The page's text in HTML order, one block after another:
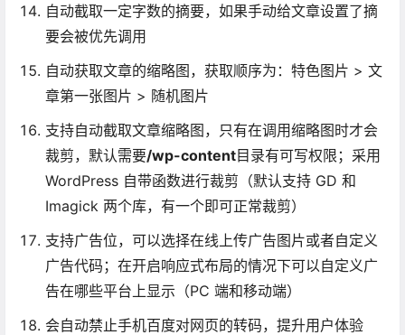
自动截取一定字数的摘要，如果手动给文章设置了摘
要会被优先调用
自动获取文章的缩略图，获取顺序为：特色图片 > 文
章第一张图片 > 随机图片
支持自动截取文章缩略图，只有在调用缩略图时才会
裁剪，默认需要/wp-content目录有可写权限；采用
WordPress 自带函数进行裁剪（默认支持 GD 和
Imagick 两个库，有一个即可正常裁剪）
支持广告位，可以选择在线上传广告图片或者自定义
广告代码；在开启响应式布局的情况下可以自定义广
告在哪些平台上显示（PC 端和移动端）
会自动禁止手机百度对网页的转码，提升用户体验